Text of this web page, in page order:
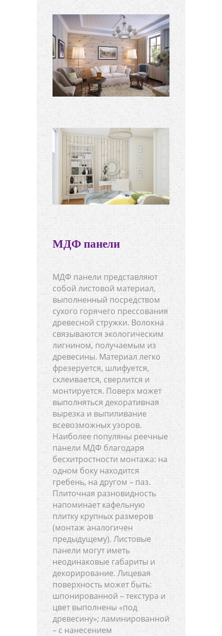
МДФ панели
МДФ панели представляют
собой листовой материал,
выполненный посредством
сухого горячего прессования
древесной стружки. Волокна
связываются экологическим
лигнином, получаемым из
древесины. Материал легко
фрезеруется, шлифуется,
склеивается, сверлится и
монтируется. Поверх может
выполняться декоративная
вырезка и выпиливание
всевозможных узоров.
Наиболее популяны реечные
панели МДФ благодаря
бесхитростности монтажа: на
одном боку находится
гребень, на другом – паз.
Плиточная разновидность
напоминает кафельную
плитку крупных размеров
(монтаж аналогичен
предыдущему). Листовые
панели могут иметь
неодинаковые габариты и
декорирование. Лицевая
поверхность может быть:
шпонированной – текстура и
цвет выполнены «под
древесину»; ламинированной
– с нанесением